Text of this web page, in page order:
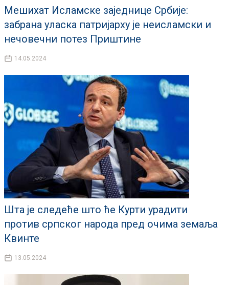
Мешихат Исламске заједнице Србије:
забрана уласка патријарху је неисламски и
нечовечни потез Приштине
14.05.2024
Шта је следеће што ће Курти урадити
против српског народа пред очима земаља
Квинте
13.05.2024